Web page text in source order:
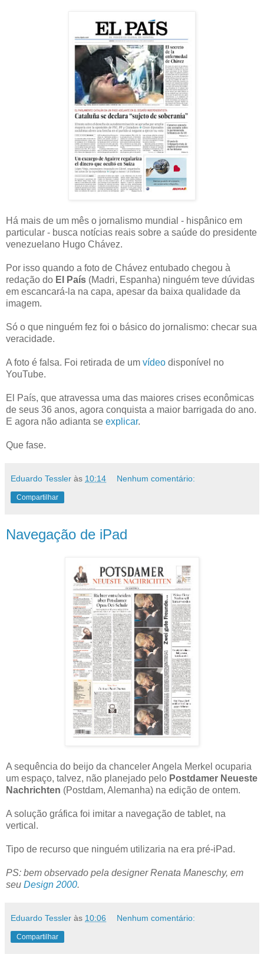
Há mais de um mês o jornalismo mundial - hispânico em
particular - busca notícias reais sobre a saúde do presidente
venezuelano Hugo Chávez.
Por isso quando a foto de Chávez entubado chegou à
redação do El País (Madri, Espanha) ninguém teve dúvidas
em escancará-la na capa, apesar da baixa qualidade da
imagem.
Só o que ninguém fez foi o básico do jornalismo: checar sua
veracidade.
A foto é falsa. Foi retirada de um vídeo disponível no
YouTube.
El País, que atravessa uma das maiores crises econômicas
de seus 36 anos, agora conquista a maior barrigada do ano.
E agora não adianta se explicar.
Que fase.
Eduardo Tessler às 10:14 Nenhum comentário:
Compartilhar
Navegação de iPad
A sequência do beijo da chanceler Angela Merkel ocuparia
um espaço, talvez, não planejado pelo Postdamer Neueste
Nachrichten (Postdam, Alemanha) na edição de ontem.
A solução gráfica foi imitar a navegação de tablet, na
vertical.
Tipo de recurso que ninguém utilizaria na era pré-iPad.
PS: bem observado pela designer Renata Maneschy, em
seu Design 2000.
Eduardo Tessler às 10:06 Nenhum comentário:
Compartilhar